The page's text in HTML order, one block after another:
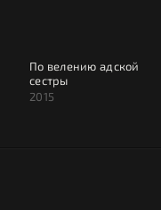
По велению адской
сестры
2015